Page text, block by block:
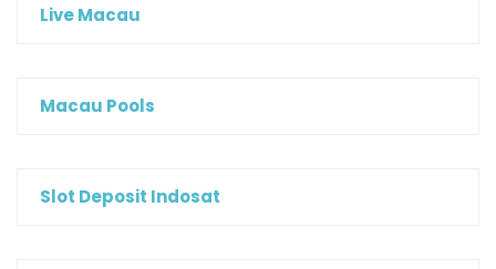
Live Macau
Macau Pools
Slot Deposit Indosat